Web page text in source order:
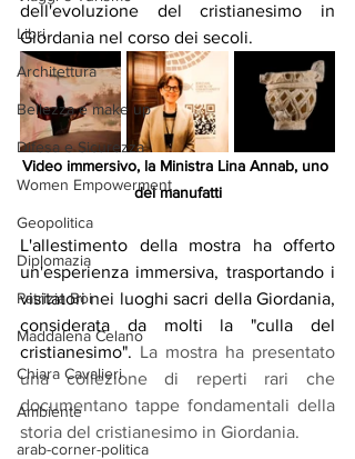
Libri
Architettura
Bellezza e make up
Difesa e Sicurezza
Women Empowerment
Geopolitica
Diplomazia
Patrizia Boi
Maddalena Celano
Chiara Cavalieri
Ambiente
arab-corner-politica
dell'evoluzione del cristianesimo in
Giordania nel corso dei secoli. ​
Video immersivo, la Ministra Lina Annab, uno
dei manufatti
L'allestimento della mostra ha offerto
un'esperienza immersiva, trasportando i
visitatori nei luoghi sacri della Giordania,
considerata da molti la "culla del
cristianesimo". La mostra ha presentato
una collezione di reperti rari che
documentano tappe fondamentali della
storia del cristianesimo in Giordania.